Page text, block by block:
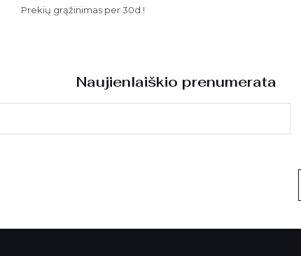
Prekių grąžinimas per 30d.!
Naujienlaiškio prenumerata